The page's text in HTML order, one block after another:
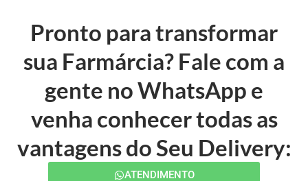
Pronto para transformar
sua Farmárcia? Fale com a
gente no WhatsApp e
venha conhecer todas as
vantagens do Seu Delivery:
ATENDIMENTO